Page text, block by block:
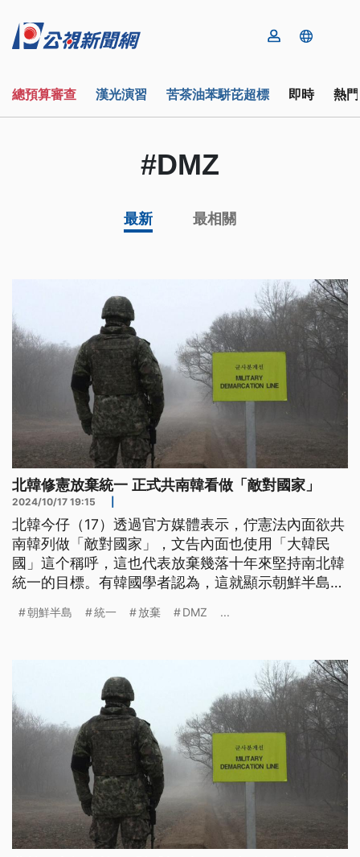
總預算審查 漢光演習 苦茶油苯駢芘超標 即時 熱
#DMZ
最新 最相關
北韓修憲放棄統一 正式共南韓看做「敵對國家」
2024/10/17 19:15
北韓今仔（17）透過官方媒體表示，佇憲法內面欲共
南韓列做「敵對國家」，文告內面也使用「大韓民
國」這个稱呼，這也代表放棄幾落十年來堅持南北韓
統一的目標。有韓國學者認為，這就顯示朝鮮半島局
臺語文）
朝鮮半島 統一 放棄 DMZ ...